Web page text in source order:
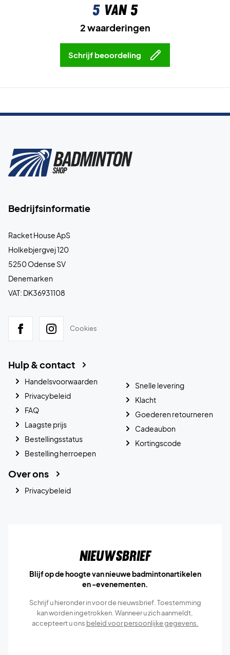
5van 5
2 waarderingen
Schrijf beoordeling
Bedrijfsinformatie
Racket House ApS
Holkebjergvej 120
5250 Odense SV
Denemarken
VAT: DK36931108
Cookies
Hulp & contact
Handelsvoorwaarden
Privacybeleid
FAQ
Laagste prijs
Bestellingsstatus
Bestelling herroepen
Snelle levering
Klacht
Goederen retourneren
Cadeaubon
Kortingscode
Over ons
Privacybeleid
Nieuwsbrief
Blijf op de hoogte van nieuwe badmintonartikelen
en -evenementen.
Schrijf u hieronder in voor de nieuwsbrief. Toestemming
kan worden ingetrokken. Wanneer u zich aanmeldt,
accepteert u ons beleid voor persoonlijke gegevens.